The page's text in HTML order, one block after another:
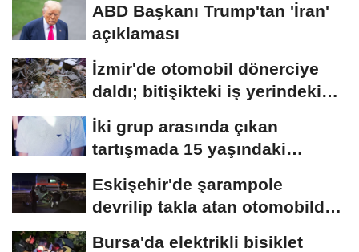
ABD Başkanı Trump'tan 'İran'
açıklaması
İzmir'de otomobil dönerciye
daldı; bitişikteki iş yerindeki
binlerce...
İki grup arasında çıkan
tartışmada 15 yaşındaki
Eskişehir'de şarampole
devrilip takla atan otomobilde
Bursa'da elektrikli bisiklet